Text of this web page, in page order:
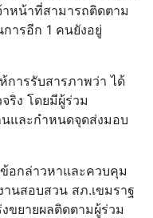
าหน้าที่สามารถติดตาม
ารอีก 1 คนยังอยู่
การรับสารภาพว่า ได้
ริง โดยมีผู้ร่วม
และกำหนดจุดส่งมอบ
อกล่าวหาและควบคุม
นสอบสวน สภ.เขมราฐ
ขยายผลติดตามผู้ร่วม